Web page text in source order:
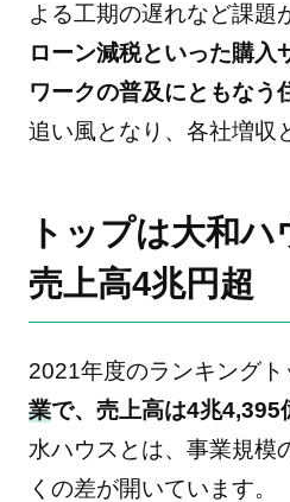
よる工期の遅れなど課題
ローン減税といった購入
ワークの普及にともなう
追い風となり、各社増収
トップは大和ハ
売上高4兆円超
2021年度のランキングト
業で、売上高は4兆4,395
水ハウスとは、事業規模
くの差が開いています。